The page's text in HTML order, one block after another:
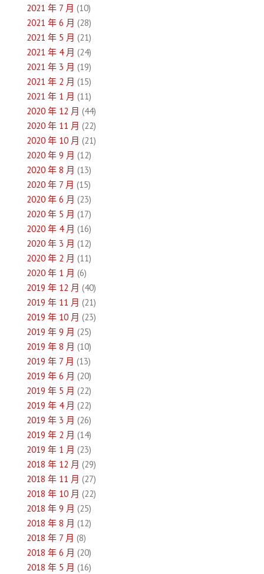
2021 年 7 月 (10)
2021 年 6 月 (28)
2021 年 5 月 (21)
2021 年 4 月 (24)
2021 年 3 月 (19)
2021 年 2 月 (15)
2021 年 1 月 (11)
2020 年 12 月 (44)
2020 年 11 月 (22)
2020 年 10 月 (21)
2020 年 9 月 (12)
2020 年 8 月 (13)
2020 年 7 月 (15)
2020 年 6 月 (23)
2020 年 5 月 (17)
2020 年 4 月 (16)
2020 年 3 月 (12)
2020 年 2 月 (11)
2020 年 1 月 (6)
2019 年 12 月 (40)
2019 年 11 月 (21)
2019 年 10 月 (23)
2019 年 9 月 (25)
2019 年 8 月 (10)
2019 年 7 月 (13)
2019 年 6 月 (20)
2019 年 5 月 (22)
2019 年 4 月 (22)
2019 年 3 月 (26)
2019 年 2 月 (14)
2019 年 1 月 (23)
2018 年 12 月 (29)
2018 年 11 月 (27)
2018 年 10 月 (22)
2018 年 9 月 (25)
2018 年 8 月 (12)
2018 年 7 月 (8)
2018 年 6 月 (20)
2018 年 5 月 (16)